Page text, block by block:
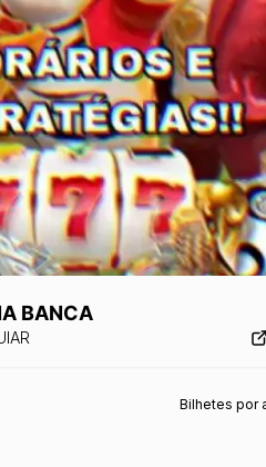
BANCA
Bilhetes por